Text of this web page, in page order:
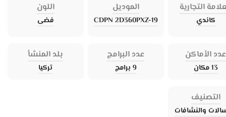
التجارية
كاندي
الموديل
CDPN 2D360PXZ-19
اللون
فضى
عدد الأماكن
13 مكان
عدد البرامج
9 برامج
بلد المنشأ
تركيا
التصنيف
والنشافات